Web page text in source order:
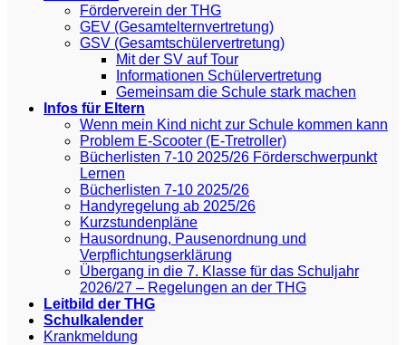
Förderverein der THG
GEV (Gesamtelternvertretung)
GSV (Gesamtschülervertretung)
Mit der SV auf Tour
Informationen Schülervertretung
Gemeinsam die Schule stark machen
Infos für Eltern
Wenn mein Kind nicht zur Schule kommen kann
Problem E-Scooter (E-Tretroller)
Bücherlisten 7-10 2025/26 Förderschwerpunkt
Lernen
Bücherlisten 7-10 2025/26
Handyregelung ab 2025/26
Kurzstundenpläne
Hausordnung, Pausenordnung und
Verpflichtungserklärung
Übergang in die 7. Klasse für das Schuljahr
2026/27 – Regelungen an der THG
Leitbild der THG
Schulkalender
Krankmeldung